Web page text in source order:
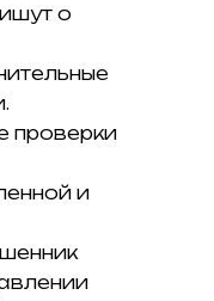
о
проверки
и